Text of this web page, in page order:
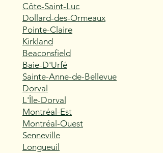
Côte-Saint-Luc
Dollard-des-Ormeaux
Pointe-Claire
Kirkland
Beaconsfield
Baie-D'Urfé
Sainte-Anne-de-Bellevue
Dorval
L'Île-Dorval
Montréal-Est
Montréal-Ouest
Senneville
Longueuil